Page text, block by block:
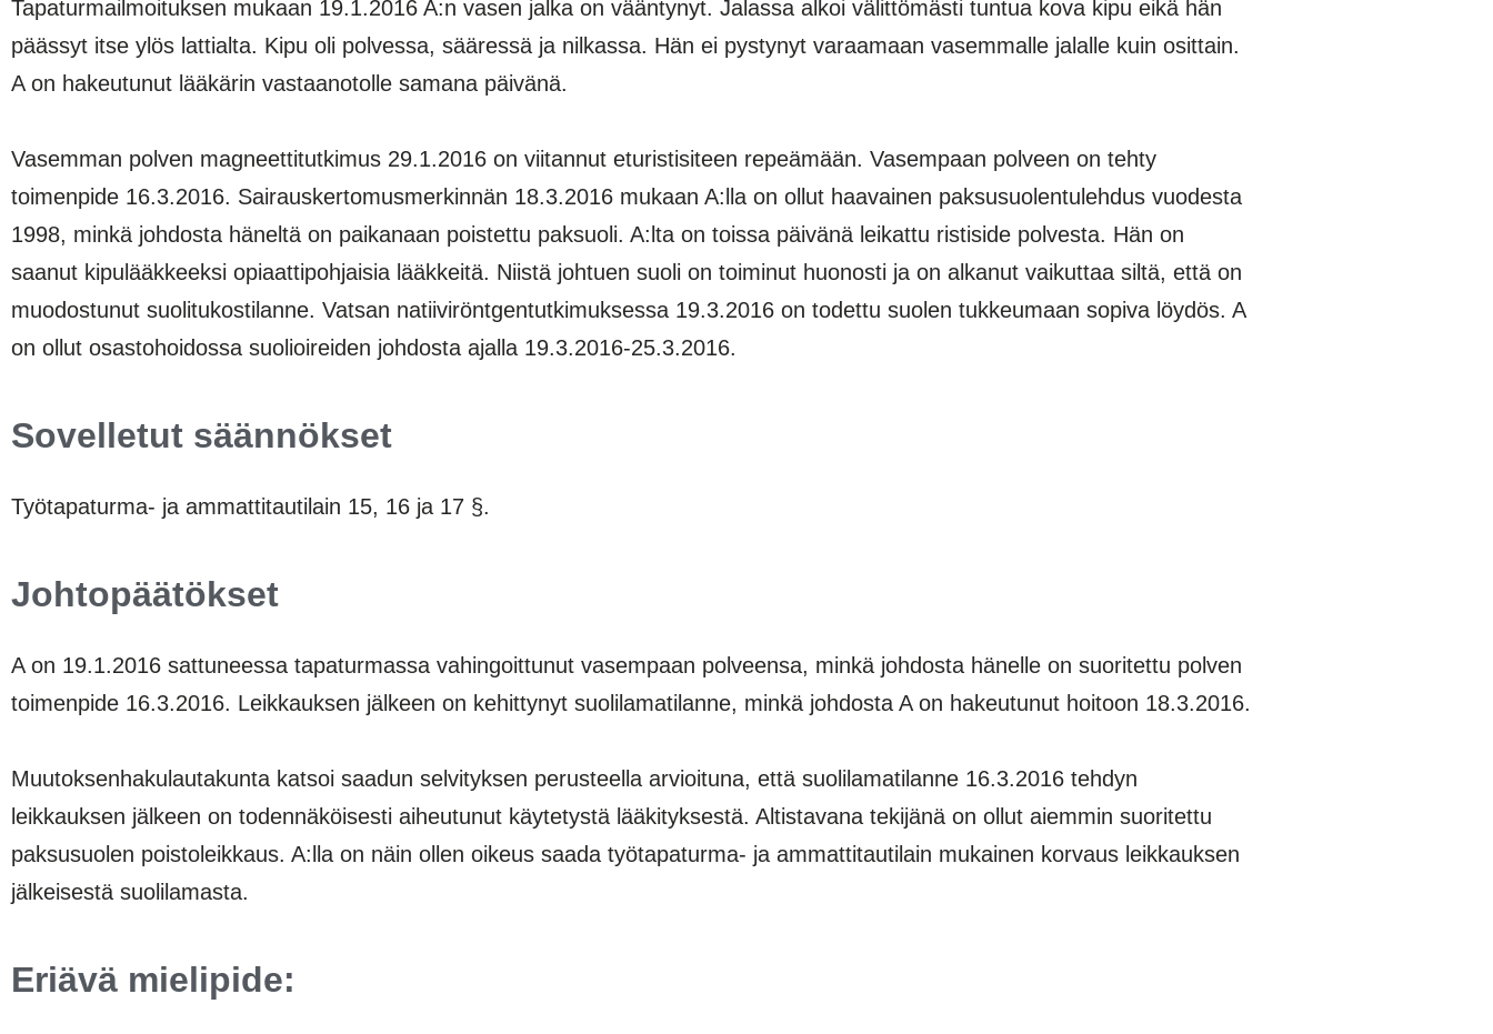
Tapaturmailmoituksen mukaan 19.1.2016 A:n vasen jalka on vääntynyt. Jalassa alkoi välittömästi tuntua kova kipu eikä hän
päässyt itse ylös lattialta. Kipu oli polvessa, sääressä ja nilkassa. Hän ei pystynyt varaamaan vasemmalle jalalle kuin osittain.
A on hakeutunut lääkärin vastaanotolle samana päivänä.
Vasemman polven magneettitutkimus 29.1.2016 on viitannut eturistisiteen repeämään. Vasempaan polveen on tehty
toimenpide 16.3.2016. Sairauskertomusmerkinnän 18.3.2016 mukaan A:lla on ollut haavainen paksusuolentulehdus vuodesta
1998, minkä johdosta häneltä on paikanaan poistettu paksuoli. A:lta on toissa päivänä leikattu ristiside polvesta. Hän on
saanut kipulääkkeeksi opiaattipohjaisia lääkkeitä. Niistä johtuen suoli on toiminut huonosti ja on alkanut vaikuttaa siltä, että on
muodostunut suolitukostilanne. Vatsan natiiviröntgentutkimuksessa 19.3.2016 on todettu suolen tukkeumaan sopiva löydös. A
on ollut osastohoidossa suolioireiden johdosta ajalla 19.3.2016-25.3.2016.
Sovelletut säännökset
Työtapaturma- ja ammattitautilain 15, 16 ja 17 §.
Johtopäätökset
A on 19.1.2016 sattuneessa tapaturmassa vahingoittunut vasempaan polveensa, minkä johdosta hänelle on suoritettu polven
toimenpide 16.3.2016. Leikkauksen jälkeen on kehittynyt suolilamatilanne, minkä johdosta A on hakeutunut hoitoon 18.3.2016.
Muutoksenhakulautakunta katsoi saadun selvityksen perusteella arvioituna, että suolilamatilanne 16.3.2016 tehdyn
leikkauksen jälkeen on todennäköisesti aiheutunut käytetystä lääkityksestä. Altistavana tekijänä on ollut aiemmin suoritettu
paksusuolen poistoleikkaus. A:lla on näin ollen oikeus saada työtapaturma- ja ammattitautilain mukainen korvaus leikkauksen
jälkeisestä suolilamasta.
Eriävä mielipide: